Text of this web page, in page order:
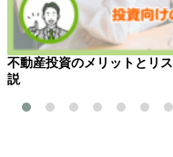
不動産投資のメリットとリ
説